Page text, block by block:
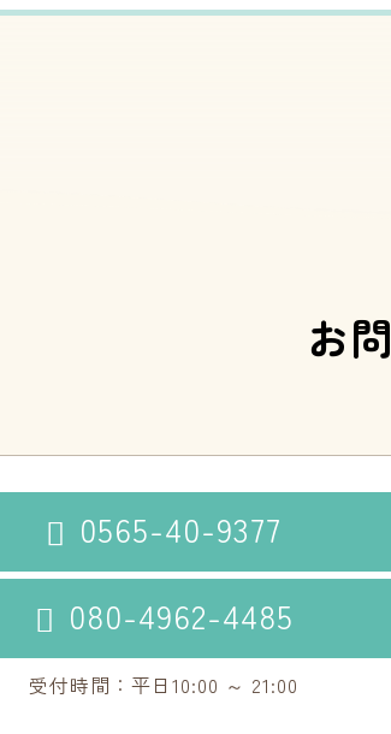
お
 0565-40-9377
 080-4962-4485
受付時間：平日10:00 ～ 21:00